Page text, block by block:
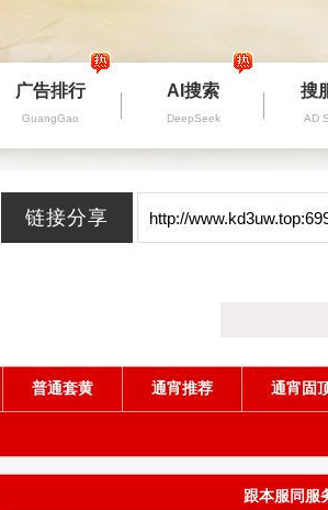
广告排行
GuangGao
AI搜索
DeepSeek
搜
AD
普通套黄 通宵推荐 通宵固
跟本服同服